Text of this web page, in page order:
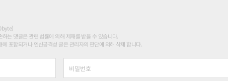
는 댓글은 관련 법률에 의해 제재를 받을 수 있습니다.
포함되거나 인신공격성 글은 관리자의 판단에 의해 삭제 합니다.